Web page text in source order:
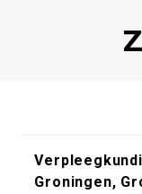
Groningen,